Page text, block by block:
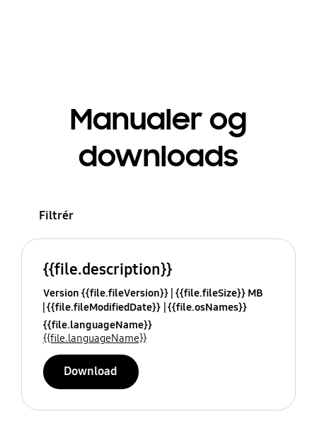
Manualer og
downloads
Filtrér
{{file.description}}
Version {{file.fileVersion}} {{file.fileSize}} MB
{{file.fileModifiedDate}} {{file.osNames}}
{{file.languageName}}
{{file.languageName}}
Download